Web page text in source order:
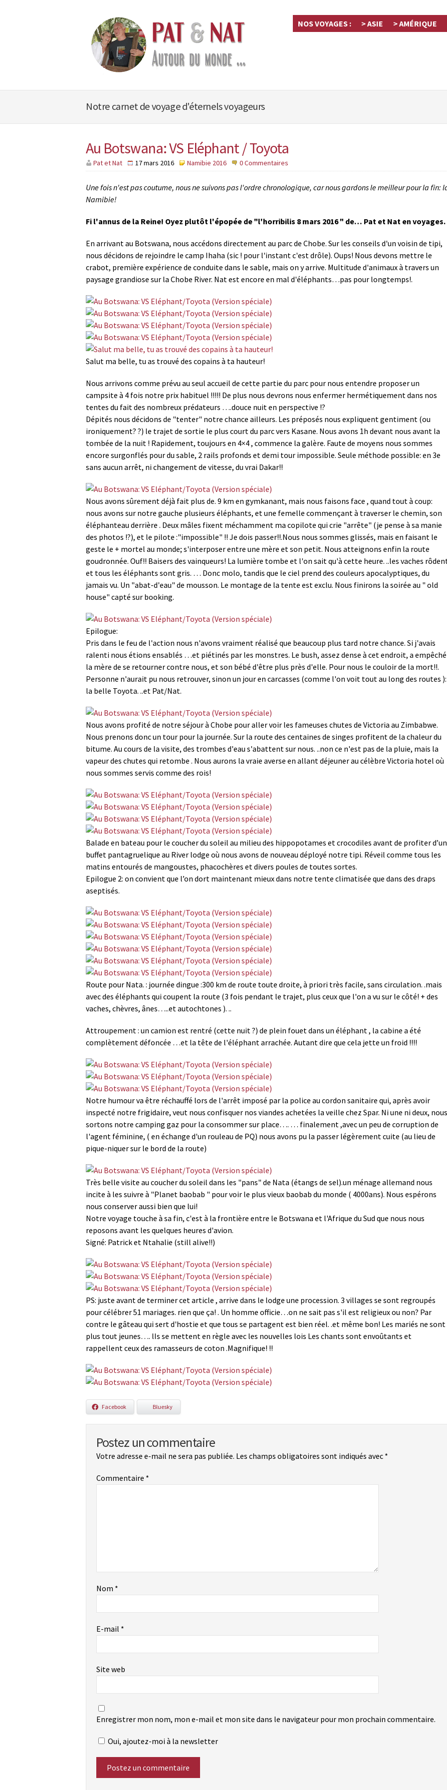
NOS VOYAGES : > ASIE > AMÉRIQUE
Notre carnet de voyage d'éternels voyageurs
Au Botswana: VS Eléphant / Toyota
Pat et Nat 17 mars 2016 Namibie 2016 0 Commentaires
Une fois n'est pas coutume, nous ne suivons pas l'ordre chronologique, car nous gardons le meilleur pour la fin:
Namibie!
Fi l'annus de la Reine! Oyez plutôt l'épopée de "l'horribilis 8 mars 2016 " de… Pat et Nat en voyages.
En arrivant au Botswana, nous accédons directement au parc de Chobe. Sur les conseils d'un voisin de tipi,
nous décidons de rejoindre le camp Ihaha (sic ! pour l'instant c'est drôle). Oups! Nous devons mettre le
crabot, première expérience de conduite dans le sable, mais on y arrive. Multitude d'animaux à travers un
paysage grandiose sur la Chobe River. Nat est encore en mal d'éléphants…pas pour longtemps!.
Salut ma belle, tu as trouvé des copains à ta hauteur!
Nous arrivons comme prévu au seul accueil de cette partie du parc pour nous entendre proposer un
campsite à 4 fois notre prix habituel !!!!! De plus nous devrons nous enfermer hermétiquement dans nos
tentes du fait des nombreux prédateurs ….douce nuit en perspective !?
Dépités nous décidons de "tenter" notre chance ailleurs. Les préposés nous expliquent gentiment (ou
ironiquement? ?) le trajet de sortie le plus court du parc vers Kasane. Nous avons 1h devant nous avant la
tombée de la nuit ! Rapidement, toujours en 4×4 , commence la galère. Faute de moyens nous sommes
encore surgonflés pour du sable, 2 rails profonds et demi tour impossible. Seule méthode possible: en 3e
sans aucun arrêt, ni changement de vitesse, du vrai Dakar!!
Nous avons sûrement déjà fait plus de. 9 km en gymkanant, mais nous faisons face , quand tout à coup:
nous avons sur notre gauche plusieurs éléphants, et une femelle commençant à traverser le chemin, son
éléphanteau derrière . Deux mâles fixent méchamment ma copilote qui crie "arrête" (je pense à sa manie
des photos !?), et le pilote :"impossible" !! Je dois passer!!.Nous nous sommes glissés, mais en faisant le
geste le + mortel au monde; s'interposer entre une mère et son petit. Nous atteignons enfin la route
goudronnée. Ouf!! Baisers des vainqueurs! La lumière tombe et l'on sait qu'à cette heure. ..les vaches
et tous les éléphants sont gris. … Donc molo, tandis que le ciel prend des couleurs apocalyptiques, du
jamais vu. Un "abat-d'eau" de mousson. Le montage de la tente est exclu. Nous finirons la soirée au " old
house" capté sur booking.
Epilogue:
Pris dans le feu de l'action nous n'avons vraiment réalisé que beaucoup plus tard notre chance. Si j'avais
ralenti nous étions ensablés …et piétinés par les monstres. Le bush, assez dense à cet endroit, a empêché
la mère de se retourner contre nous, et son bébé d'être plus près d'elle. Pour nous le couloir de la mort!!.
Personne n'aurait pu nous retrouver, sinon un jour en carcasses (comme l'on voit tout au long des routes ):
la belle Toyota. ..et Pat/Nat.
Nous avons profité de notre séjour à Chobe pour aller voir les fameuses chutes de Victoria au Zimbabwe.
Nous prenons donc un tour pour la journée. Sur la route des centaines de singes profitent de la chaleur du
bitume. Au cours de la visite, des trombes d'eau s'abattent sur nous. ..non ce n'est pas de la pluie, mais la
vapeur des chutes qui retombe . Nous aurons la vraie averse en allant déjeuner au célèbre Victoria hotel où
nous sommes servis comme des rois!
Balade en bateau pour le coucher du soleil au milieu des hippopotames et crocodiles avant de profiter d’un
buffet pantagruelique au River lodge où nous avons de nouveau déployé notre tipi. Réveil comme tous les
matins entourés de mangoustes, phacochères et divers poules de toutes sortes.
Epilogue 2: on convient que l’on dort maintenant mieux dans notre tente climatisée que dans des draps
aseptisés.
Route pour Nata. : journée dingue :300 km de route toute droite, à priori très facile, sans circulation. .mais
avec des éléphants qui coupent la route (3 fois pendant le trajet, plus ceux que l'on a vu sur le côté! + des
vaches, chèvres, ânes…..et autochtones ). ..
Attroupement : un camion est rentré (cette nuit ?) de plein fouet dans un éléphant , la cabine a été
complètement défoncée …et la tête de l'éléphant arrachée. Autant dire que cela jette un froid !!!!
Notre humour va être réchauffé lors de l'arrêt imposé par la police au cordon sanitaire qui, après avoir
inspecté notre frigidaire, veut nous confisquer nos viandes achetées la veille chez Spar. Ni une ni deux, nous
sortons notre camping gaz pour la consommer sur place…. … finalement ,avec un peu de corruption de
l'agent féminine, ( en échange d'un rouleau de PQ) nous avons pu la passer légèrement cuite (au lieu de
pique-niquer sur le bord de la route)
Très belle visite au coucher du soleil dans les "pans" de Nata (étangs de sel).un ménage allemand nous
incite à les suivre à "Planet baobab " pour voir le plus vieux baobab du monde ( 4000ans). Nous espérons
nous conserver aussi bien que lui!
Notre voyage touche à sa fin, c'est à la frontière entre le Botswana et l'Afrique du Sud que nous nous
reposons avant les quelques heures d'avion.
Signé: Patrick et Ntahalie (still alive!!)
PS: juste avant de terminer cet article , arrive dans le lodge une procession. 3 villages se sont regroupés
pour célébrer 51 mariages. rien que ça! . Un homme officie…on ne sait pas s'il est religieux ou non? Par
contre le gâteau qui sert d'hostie et que tous se partagent est bien réel. .et même bon! Les mariés ne sont
plus tout jeunes…. lIs se mettent en règle avec les nouvelles lois Les chants sont envoûtants et
rappellent ceux des ramasseurs de coton .Magnifique! !!
Facebook Bluesky
Postez un commentaire
Votre adresse e-mail ne sera pas publiée. Les champs obligatoires sont indiqués avec *
Commentaire *
Nom *
E-mail *
Site web
Enregistrer mon nom, mon e-mail et mon site dans le navigateur pour mon prochain commentaire.
Oui, ajoutez-moi à la newsletter